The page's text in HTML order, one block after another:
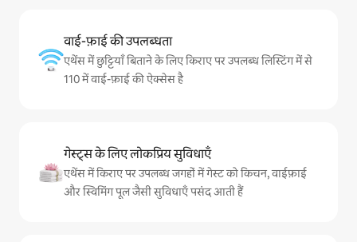
वाई-फ़ाई की उपलब्धता
एथेंस में छुट्टियाँ बिताने के लिए किराए पर उपलब्ध लिस्टिंग में से
110 में वाई-फ़ाई की ऐक्सेस है
गेस्ट्स के लिए लोकप्रिय सुविधाएँ
एथेंस में किराए पर उपलब्ध जगहों में गेस्ट को किचन, वाईफ़ाई
और स्विमिंग पूल जैसी सुविधाएँ पसंद आती हैं